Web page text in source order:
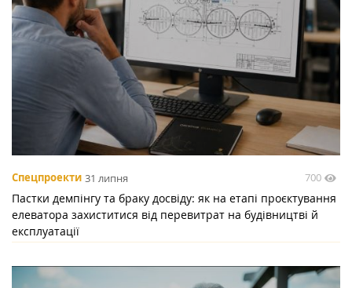
Спецпроекти 31 липня 700
Пастки демпінгу та браку досвіду: як на етапі проєктування
елеватора захиститися від перевитрат на будівництві й
експлуатації